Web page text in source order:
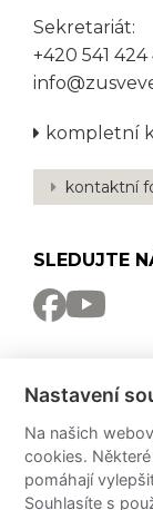
Sekretariát:
+420 541 424
kompletní
kontaktní
SLEDUJTE
PRO MÉDIA
Nastavení
Na našich
cookies.
pomáhají
Souhlasíte s